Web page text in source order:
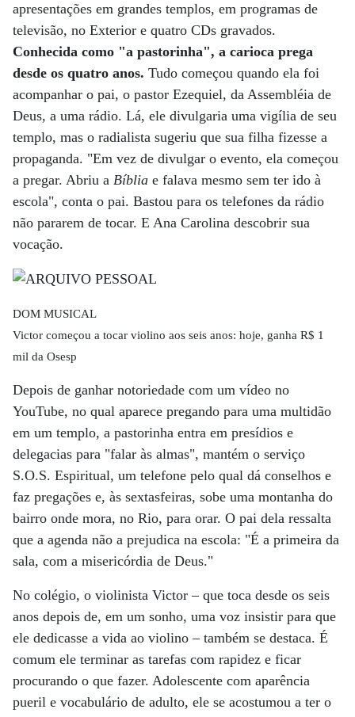
apresentações em grandes templos, em programas de
televisão, no Exterior e quatro CDs gravados.
Conhecida como "a pastorinha", a carioca prega
desde os quatro anos. Tudo começou quando ela foi
acompanhar o pai, o pastor Ezequiel, da Assembléia de
Deus, a uma rádio. Lá, ele divulgaria uma vigília de seu
templo, mas o radialista sugeriu que sua filha fizesse a
propaganda. "Em vez de divulgar o evento, ela começou
a pregar. Abriu a Bíblia e falava mesmo sem ter ido à
escola", conta o pai. Bastou para os telefones da rádio
não pararem de tocar. E Ana Carolina descobrir sua
vocação.
DOM MUSICAL
Victor começou a tocar violino aos seis anos: hoje, ganha R$ 1
mil da Osesp
Depois de ganhar notoriedade com um vídeo no
YouTube, no qual aparece pregando para uma multidão
em um templo, a pastorinha entra em presídios e
delegacias para "falar às almas", mantém o serviço
S.O.S. Espiritual, um telefone pelo qual dá conselhos e
faz pregações e, às sextasfeiras, sobe uma montanha do
bairro onde mora, no Rio, para orar. O pai dela ressalta
que a agenda não a prejudica na escola: "É a primeira da
sala, com a misericórdia de Deus."
No colégio, o violinista Victor – que toca desde os seis
anos depois de, em um sonho, uma voz insistir para que
ele dedicasse a vida ao violino – também se destaca. É
comum ele terminar as tarefas com rapidez e ficar
procurando o que fazer. Adolescente com aparência
pueril e vocabulário de adulto, ele se acostumou a ter o